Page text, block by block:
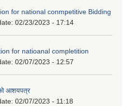
for national conmpetitive Bidding
02/23/2023 - 17:14
for natioanal completition
02/07/2023 - 12:57
आशयपत्र
02/07/2023 - 11:18